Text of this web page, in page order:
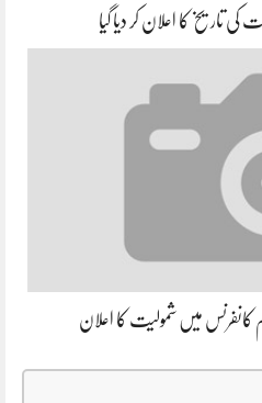
کی تاریخ کا اعلان کر دیا گیا
کانفرنس میں شمولیت کا اعلان